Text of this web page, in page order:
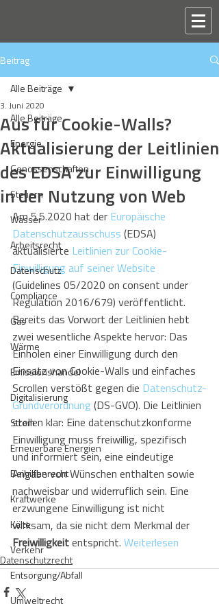
Beitrag
Alle Beiträge
Energie
Genossenschaften
Steuern
Wasser
Arbeitsrecht
Datenschutz
Compliance
Gas
Wärme
Emissionshandel
Digitalisierung
Strom
Erneuerbare Energien
Beihilfenrecht
Kraftwerke
Kälte
Verkehr
Entsorgung/Abfall
Umweltrecht
Alle Beiträge
Aus für Cookie-Walls?
Aktualisierung der Leitlinien
des EDSA zur Einwilligung
in der Nutzung von Web
3. Juni 2020
Am 5.5.2020 hat der Europäische
Datenschutzausschuss (EDSA)
aktualisierte Leitlinien zur Cookie-
Einwilligung auf seiner Website
(Guidelines 05/2020 on consent under
Regulation 2016/679) veröffentlicht.
Bereits das Vorwort der Leitlinien hebt
zwei wesentliche Aspekte hervor: Das
Einholen einer Einwilligung durch den
Einsatz von Cookie-Walls und einfaches
Scrollen verstößt gegen die Datenschutz-
Grundverordnung (DS-GVO). Die Leitlinien
stellen klar: Eine datenschutzkonforme
Einwilligung muss freiwillig, spezifisch
und informiert sein, eine eindeutige
Angabe von Wünschen enthalten sowie
nachweisbar und widerruflich sein. Eine
erzwungene Einwilligung ist nicht
wirksam, da sie nicht dem Merkmal der
Freiwilligkeit entspricht. Weiterlesen
Datenschutzrecht